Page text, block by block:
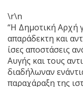
\r\n
“Η Δημοτική Αρχή
απαράδεκτη και
ίσες αποστάσεις
Αυγής και τους
διαδήλωναν
παραχάραξη της